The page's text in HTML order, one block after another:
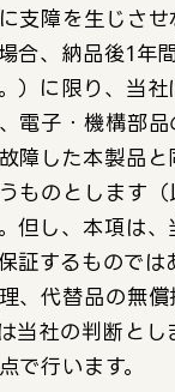
支障を生じさせ
合、納品後1年
）に限り、当
電子・機構部品
障した本製品
ものとします（
但し、本項は
証するものでは
、代替品の無
当社の判断とし
で行います。